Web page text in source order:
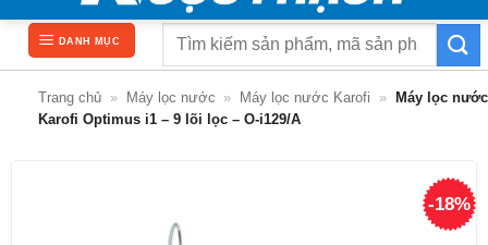
DANH MỤC
Tìm
Trang chủ » Máy lọc nước » Máy lọc nước Karofi »
Máy lọc nước
Karofi Optimus i1 – 9 lõi lọc – O-i129/A
-18%